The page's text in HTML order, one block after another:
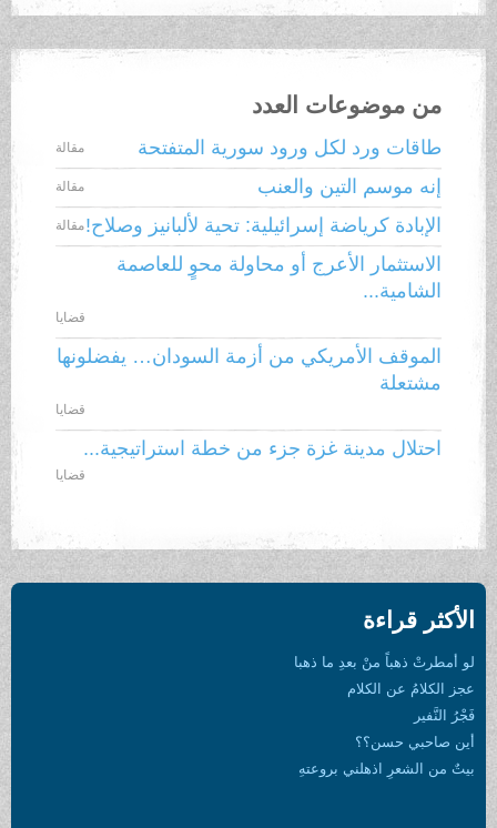
من موضوعات العدد
طاقات ورد لكل ورود سورية المتفتحة مقالة
إنه موسم التين والعنب مقالة
الإبادة كرياضة إسرائيلية: تحية لألبانيز وصلاح!مقالة
الاستثمار الأعرج أو محاولة محوٍ للعاصمة
الشامية...
قضايا
الموقف الأمريكي من أزمة السودان… يفضلونها
مشتعلة
قضايا
احتلال مدينة غزة جزء من خطة استراتيجية...
قضايا
الأكثر قراءة
لو أمطرتْ ذهباً منْ بعدِ ما ذهبا
عجز الكلامُ عن الكلام
فَجْرُ النَّفير
أين صاحبي حسن؟؟
بيتٌ من الشعرِ اذهلني بروعتهِ